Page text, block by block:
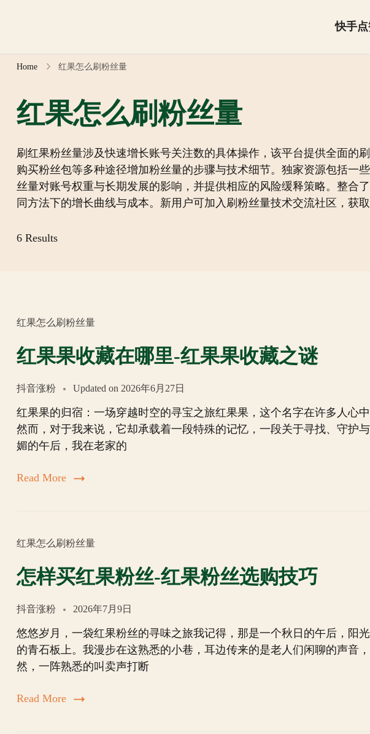
快手
Home 红果怎么刷粉丝量
红果怎么刷粉丝量
刷红果粉丝量涉及快速增长账号关注数的具体操作，该平台提供全面的
购买粉丝包等多种途径增加粉丝量的步骤与技术细节。独家资源包括一
丝量对账号权重与长期发展的影响，并提供相应的风险缓释策略。整合
同方法下的增长曲线与成本。新用户可加入刷粉丝量技术交流社区，获取
6 Results
红果怎么刷粉丝量
红果果收藏在哪里-红果果收藏之谜
抖音涨粉 Updated on 2026年6月27日
红果果的归宿：一场穿越时空的寻宝之旅红果果，这个名字在许多人心
然而，对于我来说，它却承载着一段特殊的记忆，一段关于寻找、守护
媚的午后，我在老家的
Read More
红果怎么刷粉丝量
怎样买红果粉丝-红果粉丝选购技巧
抖音涨粉 2026年7月9日
悠悠岁月，一袋红果粉丝的寻味之旅我记得，那是一个秋日的午后，阳
的青石板上。我漫步在这熟悉的小巷，耳边传来的是老人们闲聊的声音
然，一阵熟悉的叫卖声打断
Read More